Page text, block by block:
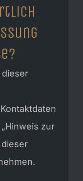
dieser
zur
dieser